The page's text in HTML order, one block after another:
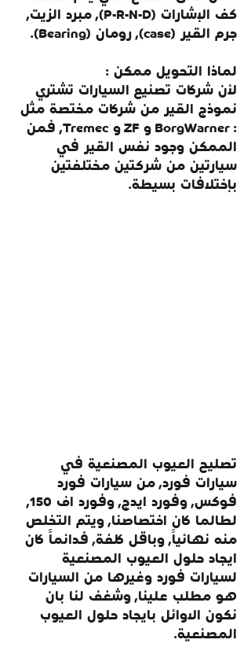
كف الإشارات (P-R-N-D), مبرد الزيت,
جرم القير (case), رومان (Bearing).
لماذا التحويل ممكن :
لأن شركات تصنيع السيارات تشتري
نموذج القير من شركات مختصة مثل
: BorgWarner و ZF و Tremec, فمن
الممكن وجود نفس القير في
سيارتين من شركتين مختلفتين
بإختلافات بسيطة.
تصليح العيوب المصنعية في
سيارات فورد, من سيارات فورد
فوكس, وفورد ايدج, وفورد اف 150,
لطالما كان اختصاصنا, ويتم التخلص
منه نهائياً, وباقل كلفة, فدائماً كان
ايجاد حلول العيوب المصنعية
لسيارات فورد وغيرها من السيارات
هو مطلب علينا, وشغف لنا بان
نكون الاوائل بايجاد حلول العيوب
المصنعية.